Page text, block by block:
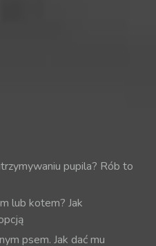
pupila? Rób to
lub kotem? Jak
psem. Jak dać mu